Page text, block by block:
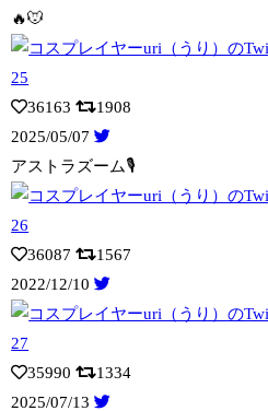
🔥🐭
36163
1908
2025/05/07
アストラズーム🎙️
36087
1567
2022/12/10
35990
1334
2025/07/13